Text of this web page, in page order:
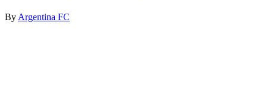
ByArgentina FC